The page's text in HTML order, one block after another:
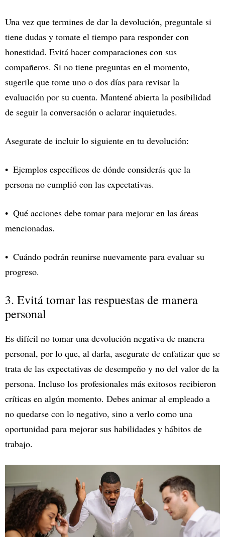
Una vez que termines de dar la devolución, preguntale si
tiene dudas y tomate el tiempo para responder con
honestidad. Evitá hacer comparaciones con sus
compañeros. Si no tiene preguntas en el momento,
sugerile que tome uno o dos días para revisar la
evaluación por su cuenta. Mantené abierta la posibilidad
de seguir la conversación o aclarar inquietudes.
Asegurate de incluir lo siguiente en tu devolución:
Ejemplos específicos de dónde considerás que la
persona no cumplió con las expectativas.
Qué acciones debe tomar para mejorar en las áreas
mencionadas.
Cuándo podrán reunirse nuevamente para evaluar su
progreso.
3. Evitá tomar las respuestas de manera
personal
Es difícil no tomar una devolución negativa de manera
personal, por lo que, al darla, asegurate de enfatizar que se
trata de las expectativas de desempeño y no del valor de la
persona. Incluso los profesionales más exitosos recibieron
críticas en algún momento. Debes animar al empleado a
no quedarse con lo negativo, sino a verlo como una
oportunidad para mejorar sus habilidades y hábitos de
trabajo.